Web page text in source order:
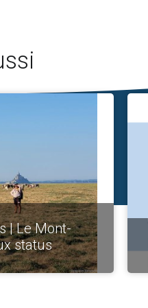
| Le Mont-
status